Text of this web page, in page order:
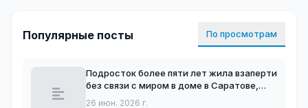
Популярные посты По просмотрам
Подросток более пяти лет жила взаперти
без связи с миром в доме в Саратове,
пока ее письмо не дошло до органов
26 июн. 2026 г.